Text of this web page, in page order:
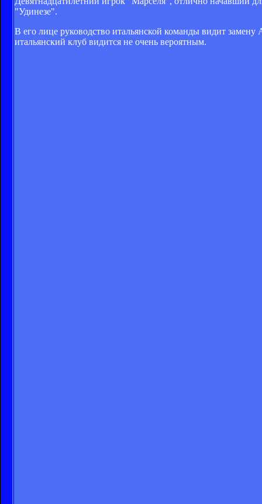
"Удинезе".
В его лице руководство итальянской команды видит
итальянский клуб видится не очень вероятным.